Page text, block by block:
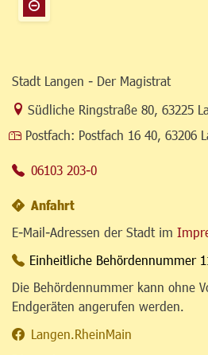
Stadt Langen - Der Magistrat
Link zur Google-Maps Navigation
Südliche Ringstraße 80, 63225
Postfach: Postfach 16 40, 63206
06103 203-0
Anfahrt
E-Mail-Adressen der Stadt im
Einheitliche Behördennummer
Die Behördennummer kann ohne
Endgeräten angerufen werden.
Langen.RheinMain